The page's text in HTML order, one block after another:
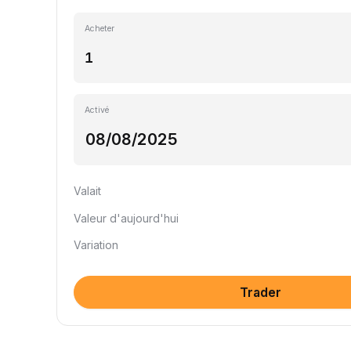
Acheter
Activé
Valait
Valeur d'aujourd'hui
Variation
Trader